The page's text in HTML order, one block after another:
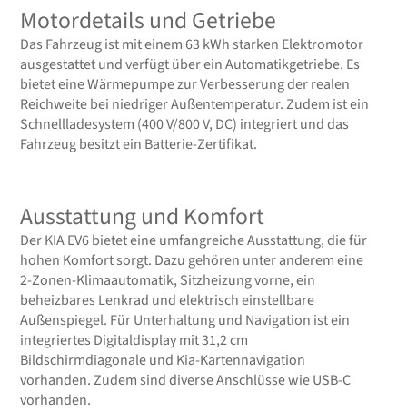
Motordetails und Getriebe
Das Fahrzeug ist mit einem 63 kWh starken Elektromotor
ausgestattet und verfügt über ein Automatikgetriebe. Es
bietet eine Wärmepumpe zur Verbesserung der realen
Reichweite bei niedriger Außentemperatur. Zudem ist ein
Schnellladesystem (400 V/800 V, DC) integriert und das
Fahrzeug besitzt ein Batterie-Zertifikat.
Ausstattung und Komfort
Der KIA EV6 bietet eine umfangreiche Ausstattung, die für
hohen Komfort sorgt. Dazu gehören unter anderem eine
2-Zonen-Klimaautomatik, Sitzheizung vorne, ein
beheizbares Lenkrad und elektrisch einstellbare
Außenspiegel. Für Unterhaltung und Navigation ist ein
integriertes Digitaldisplay mit 31,2 cm
Bildschirmdiagonale und Kia-Kartennavigation
vorhanden. Zudem sind diverse Anschlüsse wie USB-C
vorhanden.